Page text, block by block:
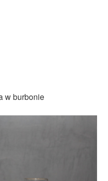
w burbonie